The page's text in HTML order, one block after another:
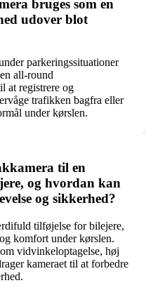
bruges som en
udover blot
parkeringssituationer
all-round
at registrere og
trafikken bagfra eller
under kørslen.
til en
og hvordan kan
og sikkerhed?
tilføjelse for bilejere,
komfort under kørslen.
vidvinkeloptagelse, høj
kameraet til at forbedre